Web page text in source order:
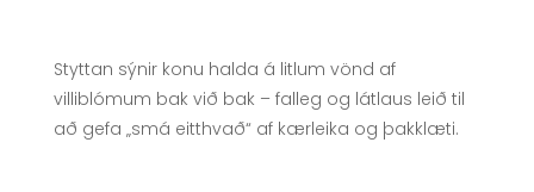
Styttan sýnir konu halda á litlum vönd af
villiblómum bak við bak – falleg og látlaus leið til
að gefa „smá eitthvað“ af kærleika og þakklæti.